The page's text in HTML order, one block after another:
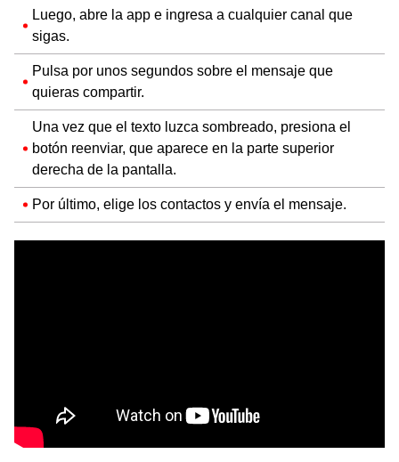
Luego, abre la app e ingresa a cualquier canal que
sigas.
Pulsa por unos segundos sobre el mensaje que
quieras compartir.
Una vez que el texto luzca sombreado, presiona el
botón reenviar, que aparece en la parte superior
derecha de la pantalla.
Por último, elige los contactos y envía el mensaje.